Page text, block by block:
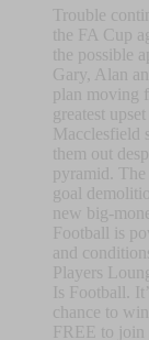
Trouble
the FA Cup
the possible
Gary, Alan
plan moving
greatest
Macclesfield
them out
pyramid. The
goal
new big-
Football is
and
Players
Is Football.
chance to
FREE to join